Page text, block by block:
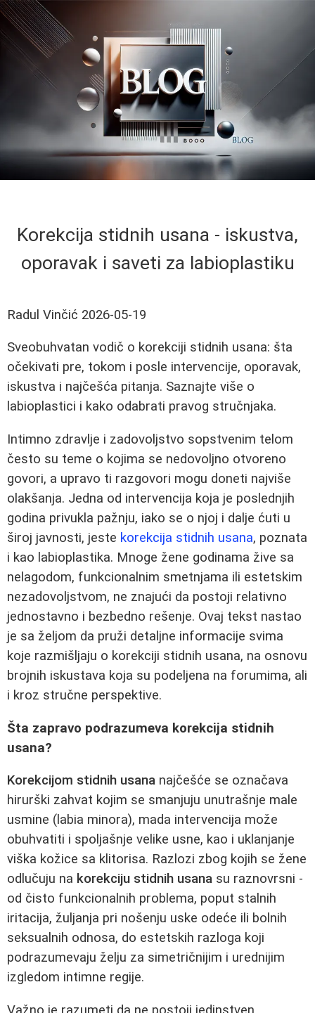
Korekcija stidnih usana - iskustva,
oporavak i saveti za labioplastiku
Radul Vinčić 2026-05-19
Sveobuhvatan vodič o korekciji stidnih usana: šta
očekivati pre, tokom i posle intervencije, oporavak,
iskustva i najčešća pitanja. Saznajte više o
labioplastici i kako odabrati pravog stručnjaka.
Intimno zdravlje i zadovoljstvo sopstvenim telom
često su teme o kojima se nedovoljno otvoreno
govori, a upravo ti razgovori mogu doneti najviše
olakšanja. Jedna od intervencija koja je poslednjih
godina privukla pažnju, iako se o njoj i dalje ćuti u
široj javnosti, jeste korekcija stidnih usana, poznata
i kao labioplastika. Mnoge žene godinama žive sa
nelagodom, funkcionalnim smetnjama ili estetskim
nezadovoljstvom, ne znajući da postoji relativno
jednostavno i bezbedno rešenje. Ovaj tekst nastao
je sa željom da pruži detaljne informacije svima
koje razmišljaju o korekciji stidnih usana, na osnovu
brojnih iskustava koja su podeljena na forumima, ali
i kroz stručne perspektive.
Šta zapravo podrazumeva korekcija stidnih
usana?
Korekcijom stidnih usana najčešće se označava
hirurški zahvat kojim se smanjuju unutrašnje male
usmine (labia minora), mada intervencija može
obuhvatiti i spoljašnje velike usne, kao i uklanjanje
viška kožice sa klitorisa. Razlozi zbog kojih se žene
odlučuju na korekciju stidnih usana su raznovrsni -
od čisto funkcionalnih problema, poput stalnih
iritacija, žuljanja pri nošenju uske odeće ili bolnih
seksualnih odnosa, do estetskih razloga koji
podrazumevaju želju za simetričnijim i urednijim
izgledom intimne regije.